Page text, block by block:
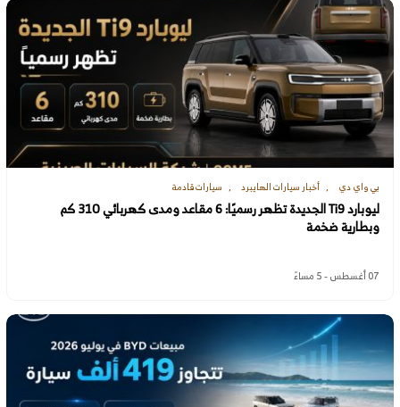
بي واي دي أخبار سيارات الهايبرد سيارات قادمة
ليوبارد Ti9 الجديدة تظهر رسميًا: 6 مقاعد ومدى كهربائي 310 كم
وبطارية ضخمة
07 أغسطس - 5 مساءً